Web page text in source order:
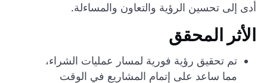
أدى إلى تحسين الرؤية والتعاون والمساءلة.
الأثر المحقق
تم تحقيق رؤية فورية لمسار عمليات الشراء،
مما ساعد على إتمام المشاريع في الوقت